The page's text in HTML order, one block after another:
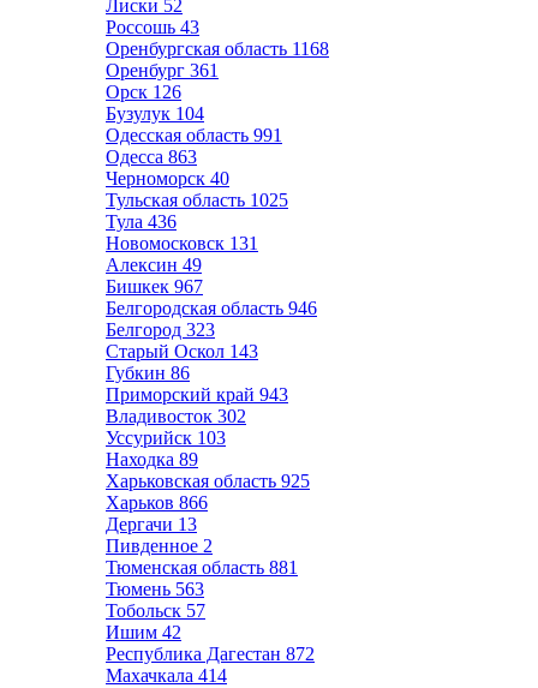
Лиски 52
Россошь 43
Оренбургская область 1168
Оренбург 361
Орск 126
Бузулук 104
Одесская область 991
Одесса 863
Черноморск 40
Тульская область 1025
Тула 436
Новомосковск 131
Алексин 49
Бишкек 967
Белгородская область 946
Белгород 323
Старый Оскол 143
Губкин 86
Приморский край 943
Владивосток 302
Уссурийск 103
Находка 89
Харьковская область 925
Харьков 866
Дергачи 13
Пивденное 2
Тюменская область 881
Тюмень 563
Тобольск 57
Ишим 42
Республика Дагестан 872
Махачкала 414